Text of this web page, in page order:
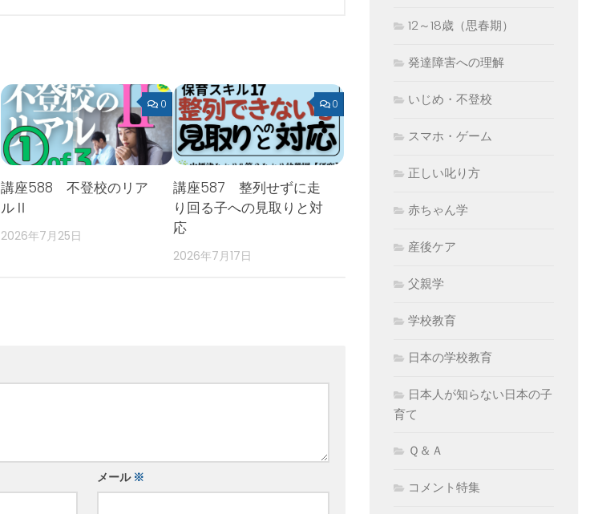
0
講座588 不登校のリア
ルⅡ
2026年7月25日
0
講座587 整列せずに走
り回る子への見取りと対
応
2026年7月17日
メール ※
12～18歳（思春期）
発達障害への理解
いじめ・不登校
スマホ・ゲーム
正しい叱り方
赤ちゃん学
産後ケア
父親学
学校教育
日本の学校教育
日本人が知らない日本の子
育て
Ｑ＆Ａ
コメント特集